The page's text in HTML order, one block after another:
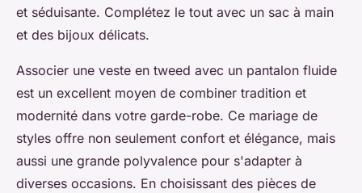
et séduisante. Complétez le tout avec un sac à main
et des bijoux délicats.
Associer une veste en tweed avec un pantalon fluide
est un excellent moyen de combiner tradition et
modernité dans votre garde-robe. Ce mariage de
styles offre non seulement confort et élégance, mais
aussi une grande polyvalence pour s'adapter à
diverses occasions. En choisissant des pièces de